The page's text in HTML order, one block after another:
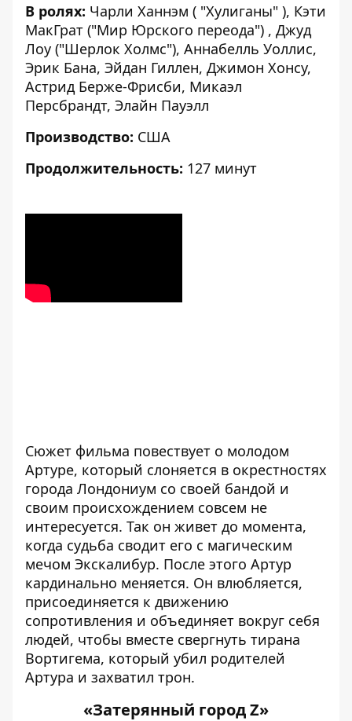
В ролях: Чарли Ханнэм ( "Хулиганы" ), Кэти
МакГрат ("Мир Юрского переода") , Джуд
Лоу ("Шерлок Холмс"), Аннабелль Уоллис,
Эрик Бана, Эйдан Гиллен, Джимон Хонсу,
Астрид Берже-Фрисби, Микаэл
Персбрандт, Элайн Пауэлл
Производство: США
Продолжительность: 127 минут
Сюжет фильма повествует о молодом
Артуре, который слоняется в окрестностях
города Лондониум со своей бандой и
своим происхождением совсем не
интересуется. Так он живет до момента,
когда судьба сводит его с магическим
мечом Экскалибур. После этого Артур
кардинально меняется. Он влюбляется,
присоединяется к движению
сопротивления и объединяет вокруг себя
людей, чтобы вместе свергнуть тирана
Вортигема, который убил родителей
Артура и захватил трон.
«Затерянный город Z»